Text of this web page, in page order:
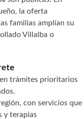
la oferta
familias amplían su
Villalba o
trámites prioritarios
con servicios que
y terapias